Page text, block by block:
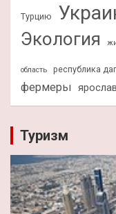
Турцию
Экология
область республика
фермеры
Туризм